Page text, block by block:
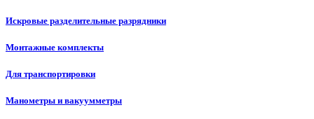
Искровые разделительные разрядники
Монтажные комплекты
Для транспортировки
Манометры и вакуумметры